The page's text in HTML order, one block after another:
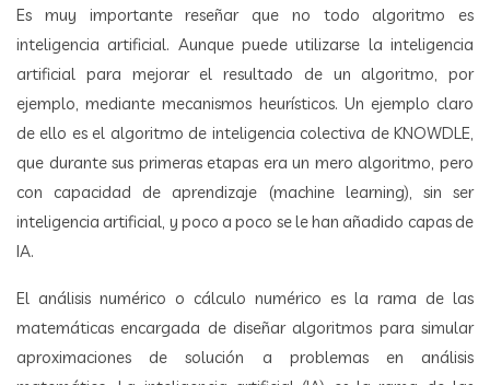
Es muy importante reseñar que no todo algoritmo es
inteligencia artificial. Aunque puede utilizarse la inteligencia
artificial para mejorar el resultado de un algoritmo, por
ejemplo, mediante mecanismos heurísticos. Un ejemplo claro
de ello es el algoritmo de inteligencia colectiva de KNOWDLE,
que durante sus primeras etapas era un mero algoritmo, pero
con capacidad de aprendizaje (machine learning), sin ser
inteligencia artificial, y poco a poco se le han añadido capas de
IA.
El análisis numérico o cálculo numérico es la rama de las
matemáticas encargada de diseñar algoritmos para simular
aproximaciones de solución a problemas en análisis